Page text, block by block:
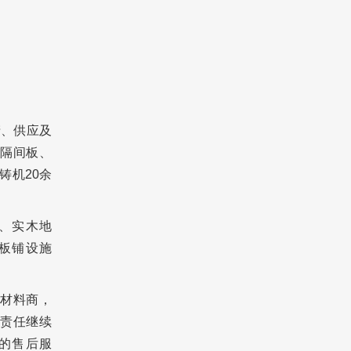
供应及
间板、
机20余
实木地
铺设施
料商，
任继续
售后服